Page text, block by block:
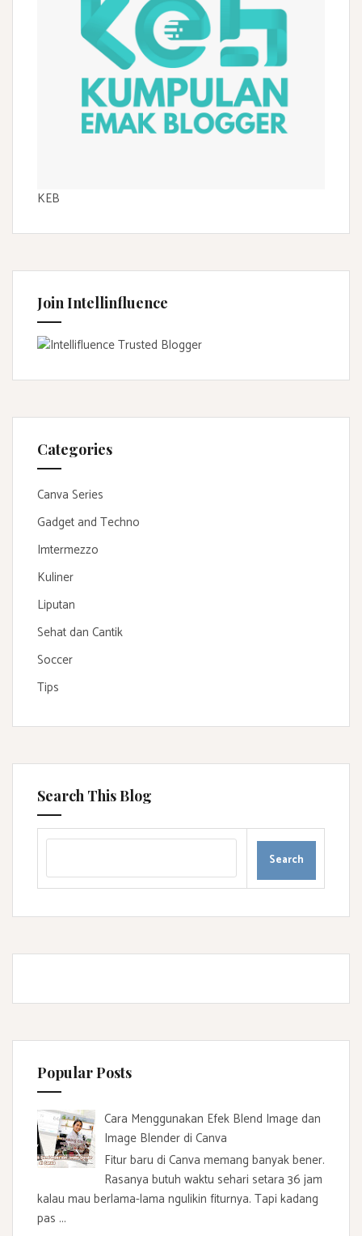
KEB
Join Intellinfluence
Categories
Canva Series
Gadget and Techno
Imtermezzo
Kuliner
Liputan
Sehat dan Cantik
Soccer
Tips
Search This Blog
Popular Posts
Cara Menggunakan Efek Blend Image dan
Image Blender di Canva
Fitur baru di Canva memang banyak bener.
Rasanya butuh waktu sehari setara 36 jam
kalau mau berlama-lama ngulikin fiturnya. Tapi kadang
pas ...